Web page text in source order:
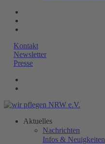
Kontakt
Newsletter
Presse
Aktuelles
Nachrichten
Infos & Neuigkeiten